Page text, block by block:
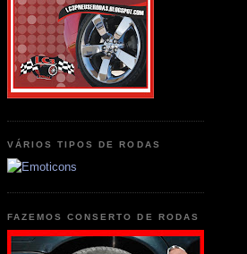
VÁRIOS TIPOS DE RODAS
FAZEMOS CONSERTO DE RODAS